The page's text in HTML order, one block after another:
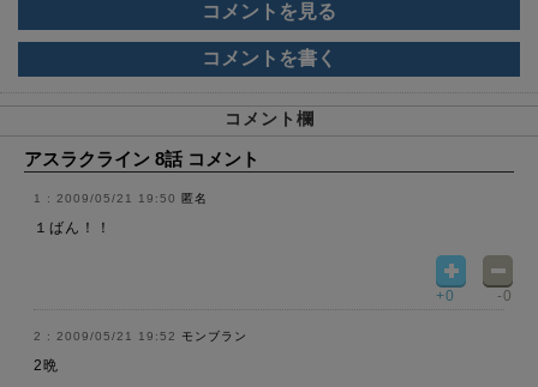
コメントを見る
コメントを書く
コメント欄
アスラクライン 8話 コメント
2009/05/21 19:50 匿名
１ばん！！
+0 -0
2009/05/21 19:52 モンブラン
2晩